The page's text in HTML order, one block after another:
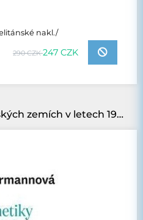
nakl./
290 CZK247 CZK
Vývoj katechetiky v českých zemích v letech 1920–1994